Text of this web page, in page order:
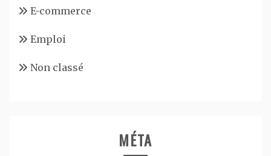
E-commerce
Emploi
Non classé
MÉTA